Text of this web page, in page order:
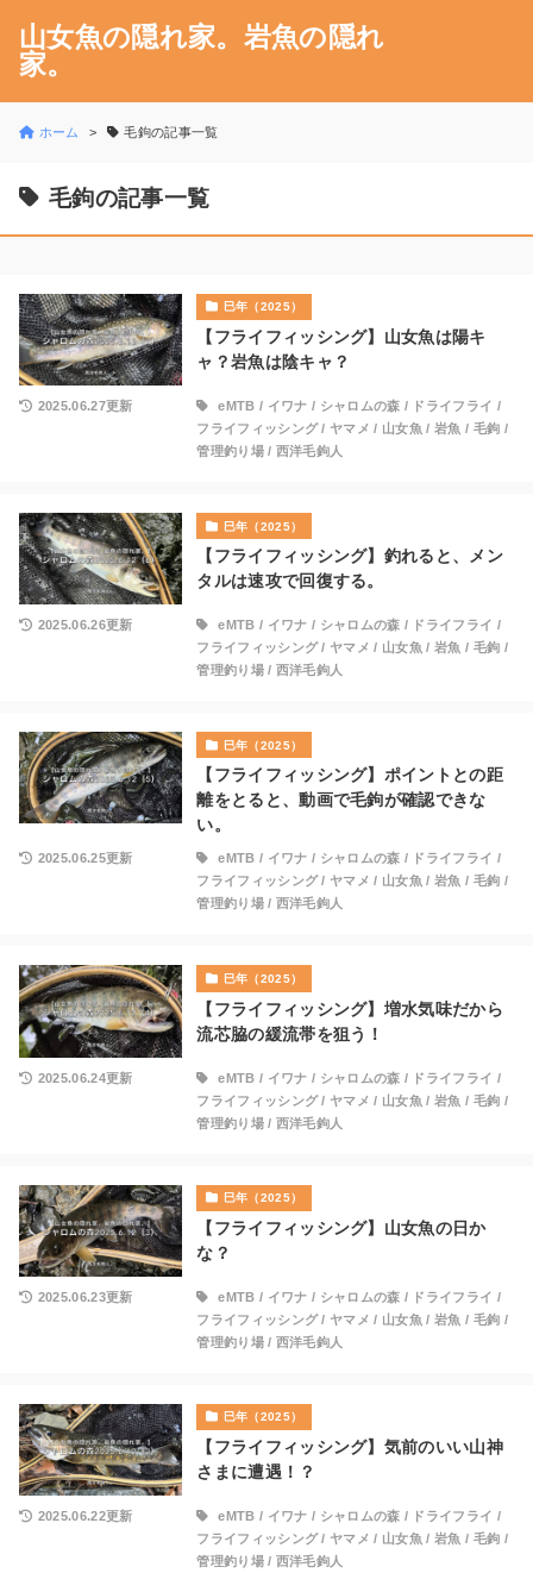
山女魚の隠れ家。岩魚の隠れ
家。
ホーム 毛鉤の記事一覧
毛鉤の記事一覧
巳年（2025）
【フライフィッシング】山女魚は陽キ
ャ？岩魚は陰キャ？
2025.06.27更新 eMTB / イワナ / シャロムの森 / ドライフライ /
フライフィッシング/ ヤマメ / 山女魚 / 岩魚 / 毛鉤 /
管理釣り場/ 西洋毛鉤人
巳年（2025）
【フライフィッシング】釣れると、メン
タルは速攻で回復する。
2025.06.26更新 eMTB / イワナ / シャロムの森 / ドライフライ /
フライフィッシング/ ヤマメ / 山女魚 / 岩魚 / 毛鉤 /
管理釣り場/ 西洋毛鉤人
巳年（2025）
【フライフィッシング】ポイントとの距
離をとると、動画で毛鉤が確認できな
い。
2025.06.25更新 eMTB / イワナ / シャロムの森 / ドライフライ /
フライフィッシング/ ヤマメ / 山女魚 / 岩魚 / 毛鉤 /
管理釣り場/ 西洋毛鉤人
巳年（2025）
【フライフィッシング】増水気味だから
流芯脇の緩流帯を狙う！
2025.06.24更新 eMTB / イワナ / シャロムの森 / ドライフライ /
フライフィッシング/ ヤマメ / 山女魚 / 岩魚 / 毛鉤 /
管理釣り場/ 西洋毛鉤人
巳年（2025）
【フライフィッシング】山女魚の日か
な？
2025.06.23更新 eMTB / イワナ / シャロムの森 / ドライフライ /
フライフィッシング/ ヤマメ / 山女魚 / 岩魚 / 毛鉤 /
管理釣り場/ 西洋毛鉤人
巳年（2025）
【フライフィッシング】気前のいい山神
さまに遭遇！？
2025.06.22更新 eMTB / イワナ / シャロムの森 / ドライフライ /
フライフィッシング/ ヤマメ / 山女魚 / 岩魚 / 毛鉤 /
管理釣り場/ 西洋毛鉤人